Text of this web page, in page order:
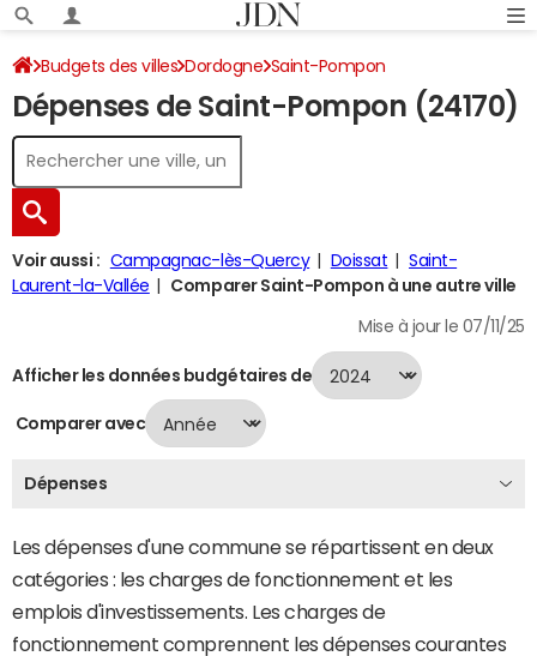
Budgets des villes Dordogne Saint-Pompon
Dépenses 2024
Dépenses de Saint-Pompon (24170)
Voir aussi : Campagnac-lès-Quercy Doissat
Saint-
Laurent-la-Vallée
Comparer Saint-Pompon à une autre ville
Mise à jour le 07/11/25
Afficher les données budgétaires de
Comparer avec
Dépenses
Les dépenses d'une commune se répartissent en deux
catégories : les charges de fonctionnement et les
emplois d'investissements. Les charges de
fonctionnement comprennent les dépenses courantes